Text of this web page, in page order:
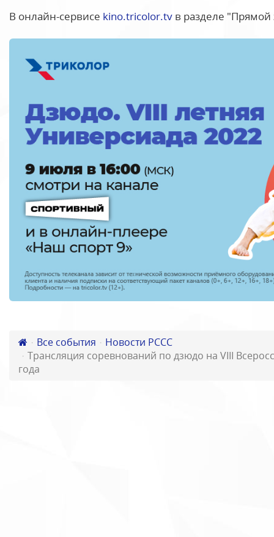
В онлайн-сервисе kino.tricolor.tv в разделе
Все события
Новости РССС
Трансляция соревнований по дзюдо на VIII
года